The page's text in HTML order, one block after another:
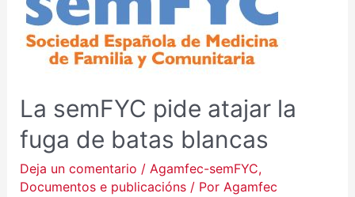
La semFYC pide atajar la
fuga de batas blancas
Deja un comentario / Agamfec-semFYC,
Documentos e publicacións/ Por Agamfec
FUGA
DE
BATAS